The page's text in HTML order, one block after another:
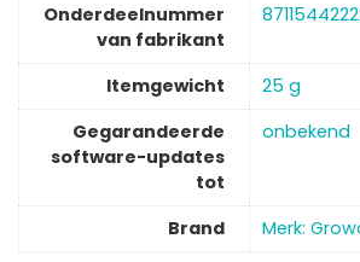
Onderdeelnummer
van fabrikant
Itemgewicht
‎25 g
Gegarandeerde
software-updates
tot
‎onbekend
Brand Merk: